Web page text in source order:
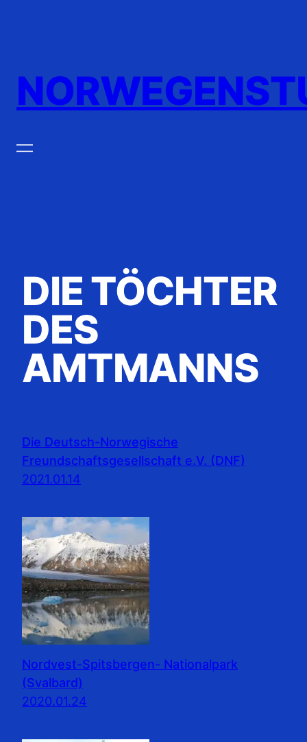
DIE TÖCHTER
DES
AMTMANNS
Die Deutsch-Norwegische
Freundschaftsgesellschaft e.V. (DNF)
2021.01.14
Nordvest-Spitsbergen- Nationalpark
(Svalbard)
2020.01.24